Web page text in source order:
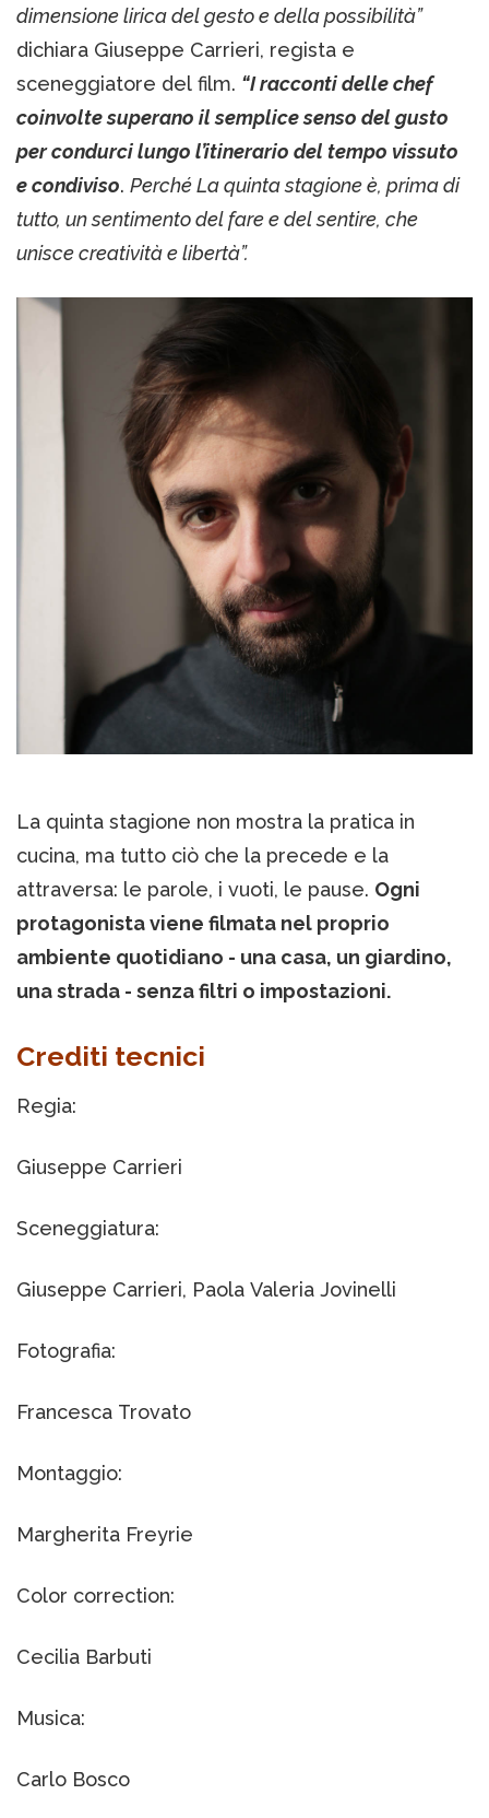
dimensione lirica del gesto e della possibilità”
dichiara Giuseppe Carrieri, regista e
sceneggiatore del film. “I racconti delle chef
coinvolte superano il semplice senso del gusto
per condurci lungo l’itinerario del tempo vissuto
e condiviso. Perché La quinta stagione è, prima di
tutto, un sentimento del fare e del sentire, che
unisce creatività e libertà”.
La quinta stagione non mostra la pratica in
cucina, ma tutto ciò che la precede e la
attraversa: le parole, i vuoti, le pause. Ogni
protagonista viene filmata nel proprio
ambiente quotidiano - una casa, un giardino,
una strada - senza filtri o impostazioni.
Crediti tecnici
Regia:
Giuseppe Carrieri
Sceneggiatura:
Giuseppe Carrieri, Paola Valeria Jovinelli
Fotografia:
Francesca Trovato
Montaggio:
Margherita Freyrie
Color correction:
Cecilia Barbuti
Musica:
Carlo Bosco